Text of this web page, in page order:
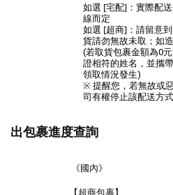
如選 [宅配]：實際配
線而定
如選 [超商]：請留意
貨請勿無故未取；如
(若取貨包裹金額為0
證相符的姓名，並攜
領取情況發生)
※ 提醒您，若無故或
司有權停止該配送方
出包裹進度查詢
《國內》
【超商包裹】